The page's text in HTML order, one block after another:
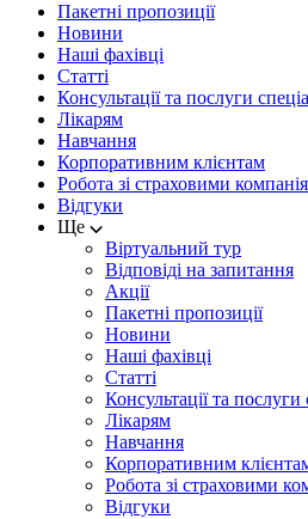
Пакетні пропозиції
Новини
Наші фахівці
Статті
Консультації та послуги
Лікарям
Навчання
Корпоративним клієнтам
Робота зі страховими
Відгуки
Ще
Віртуальний тур
Відповіді на запитання
Акції
Пакетні пропозиції
Новини
Наші фахівці
Статті
Консультації та послуги
Лікарям
Навчання
Корпоративним
Робота зі страховими
Відгуки